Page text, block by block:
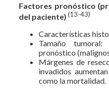
Factores pronóstico
del paciente) (13-43)
Características
Tamaño
pronóstico
Márgenes de
invadidos
como la mortalidad.